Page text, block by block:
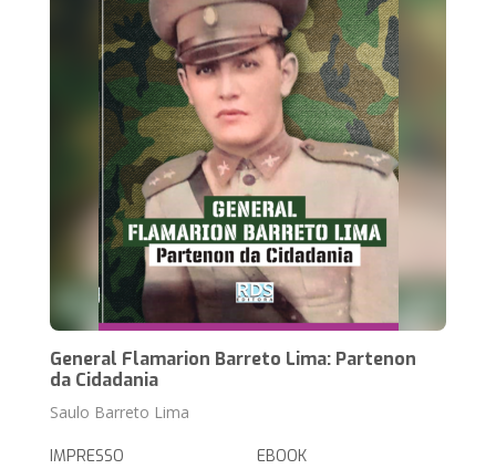
General Flamarion Barreto Lima: Partenon
da Cidadania
Saulo Barreto Lima
IMPRESSO EBOOK